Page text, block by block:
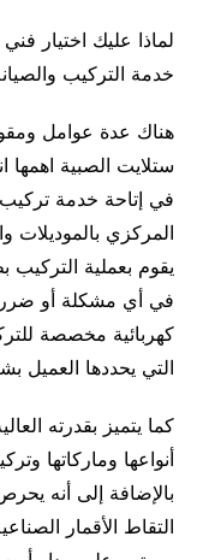
لماذا عليك اختيار
خدمة التركيب
هناك عدة عوامل
ستلايت الصبية اهمها
في إتاحة خدمة تركيب
المركزي بالموديلات
يقوم بعملية
في أي مشكلة أو ضرر
كهربائية مخصصة
التي يحددها العميل
كما يتميز بقدرته
أنواعها وماركاتها
بالإضافة إلى أنه
التقاط الأقمار